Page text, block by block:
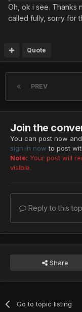
Oh, ok i see. Thanks
called fully, sorry for
Quote
PREV
Join the
You can post now
sign in now to post
Note: Your post will
visible.
Reply to this
Share
Go to topic listing